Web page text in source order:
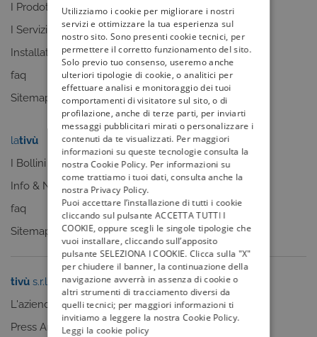
I Prodotti
I Servizi
Installatori
faq
Sitemap
La Guida +
faq
Sitemap
lativù
I Bollini
Info & News
faq
Sitemap
my tivù
tivù s.r.l.
L'azienda
Press Area
Sei un editore?
Clicca qui
Utilizziamo i cookie per migliorare i nostri
servizi e ottimizzare la tua esperienza sul
nostro sito. Sono presenti cookie tecnici, per
permettere il corretto funzionamento del sito.
Solo previo tuo consenso, useremo anche
ulteriori tipologie di cookie, o analitici per
effettuare analisi e monitoraggio dei tuoi
comportamenti di visitatore sul sito, o di
profilazione, anche di terze parti, per inviarti
messaggi pubblicitari mirati o personalizzare i
contenuti da te visualizzati. Per maggiori
informazioni su queste tecnologie consulta la
nostra Cookie Policy. Per informazioni su
come trattiamo i tuoi dati, consulta anche la
nostra Privacy Policy.
Puoi accettare l’installazione di tutti i cookie
cliccando sul pulsante ACCETTA TUTTI I
COOKIE, oppure scegli le singole tipologie che
vuoi installare, cliccando sull’apposito
pulsante SELEZIONA I COOKIE. Clicca sulla "X"
per chiudere il banner, la continuazione della
navigazione avverrà in assenza di cookie o
altri strumenti di tracciamento diversi da
quelli tecnici; per maggiori informazioni ti
invitiamo a leggere la nostra Cookie Policy.
Leggi la cookie policy